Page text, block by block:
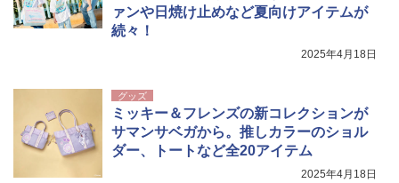
電動エアーポンプ SUP用 20PSI 電動ポンプ
ゴムボート 空気入れ 空気抜き 自動停止 過熱
保護 日光可読lcd 7種類ノズル付き
ァンや日焼け止めなど夏向けアイテムが
続々！
2025年4月18日
グッズ
ミッキー＆フレンズの新コレクションが
サマンサベガから。推しカラーのショル
ダー、トートなど全20アイテム
2025年4月18日